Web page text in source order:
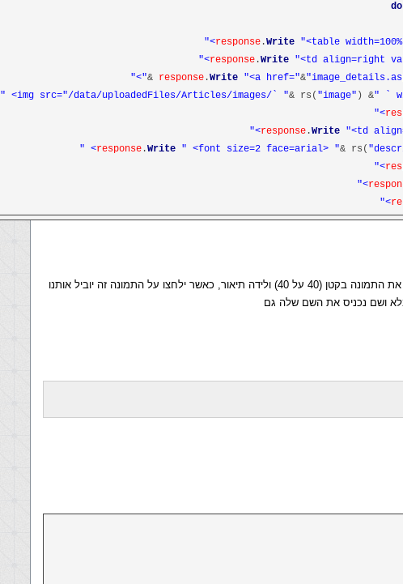
do
response .Write "<table
response .Write "<td align=right
response .Write "<a href="&
">"
" <img src="/data/uploadedFiles/Articles/images/` "& rs( "image" ) &" `
response .Write "<td
response .Write " <font size=2 face=arial> "& rs(
מה שיצרנו כאן זה טבלה שתראה את התמונה בקטן (40 על 40) ולידה תיאור, כאשר ילחצו על התמונה זה יוביל אותנו
ושם נכניס את השם שלה גם